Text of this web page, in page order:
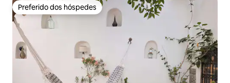
Preferido dos hóspedes
Preferido dos hóspedes